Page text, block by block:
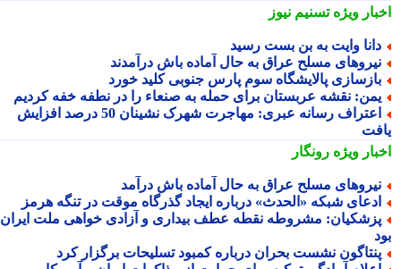
ویژهتسنیم نیوز
وایت به بن بست رسید
مسلح عراق به حال آماده باش درآمدند
پالایشگاه سوم پارس جنوبی کلید خورد
نقشه عربستان برای حمله به صنعاء را در نطفه خفه کردیم
اعتراف رسانه عبری: مهاجرت شهرک نشینان 50 درصد افزایش
ویژهرونگار
مسلح عراق به حال آماده باش درآمد
شبکه «الحدث» درباره ایجاد گذرگاه موقت در تنگه هرمز
مشروطه نقطه عطف بیداری و آزادی خواهی ملت ایران
نشست بحران درباره کمبود تسلیحات برگزار کرد